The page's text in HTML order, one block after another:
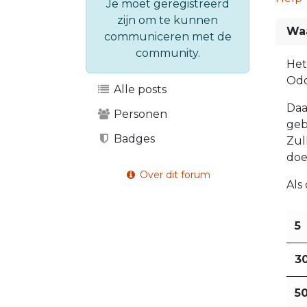
Je moet geregistreerd
zijn om te kunnen
communiceren met de
community.
Alle posts
Personen
Badges
Over dit forum
Als
5